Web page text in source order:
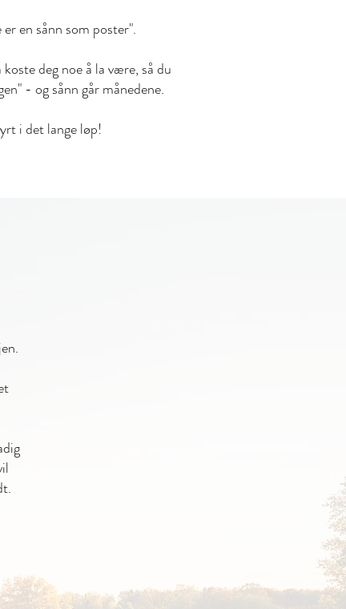
en sånn som poster".
deg noe å la være, så du
- og sånn går månedene.
i det lange løp!